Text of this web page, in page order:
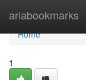
ariabookmarks
Home
Home
1